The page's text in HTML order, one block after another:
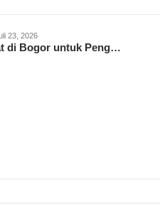
23, 2026
di Bogor untuk Peng…